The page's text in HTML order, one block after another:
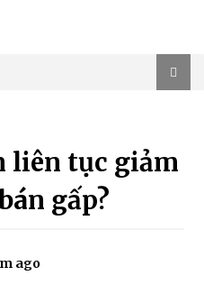
liên tục giảm
gấp?
ago